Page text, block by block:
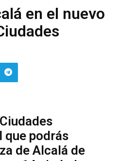
en el nuevo
que podrás
de Alcalá de